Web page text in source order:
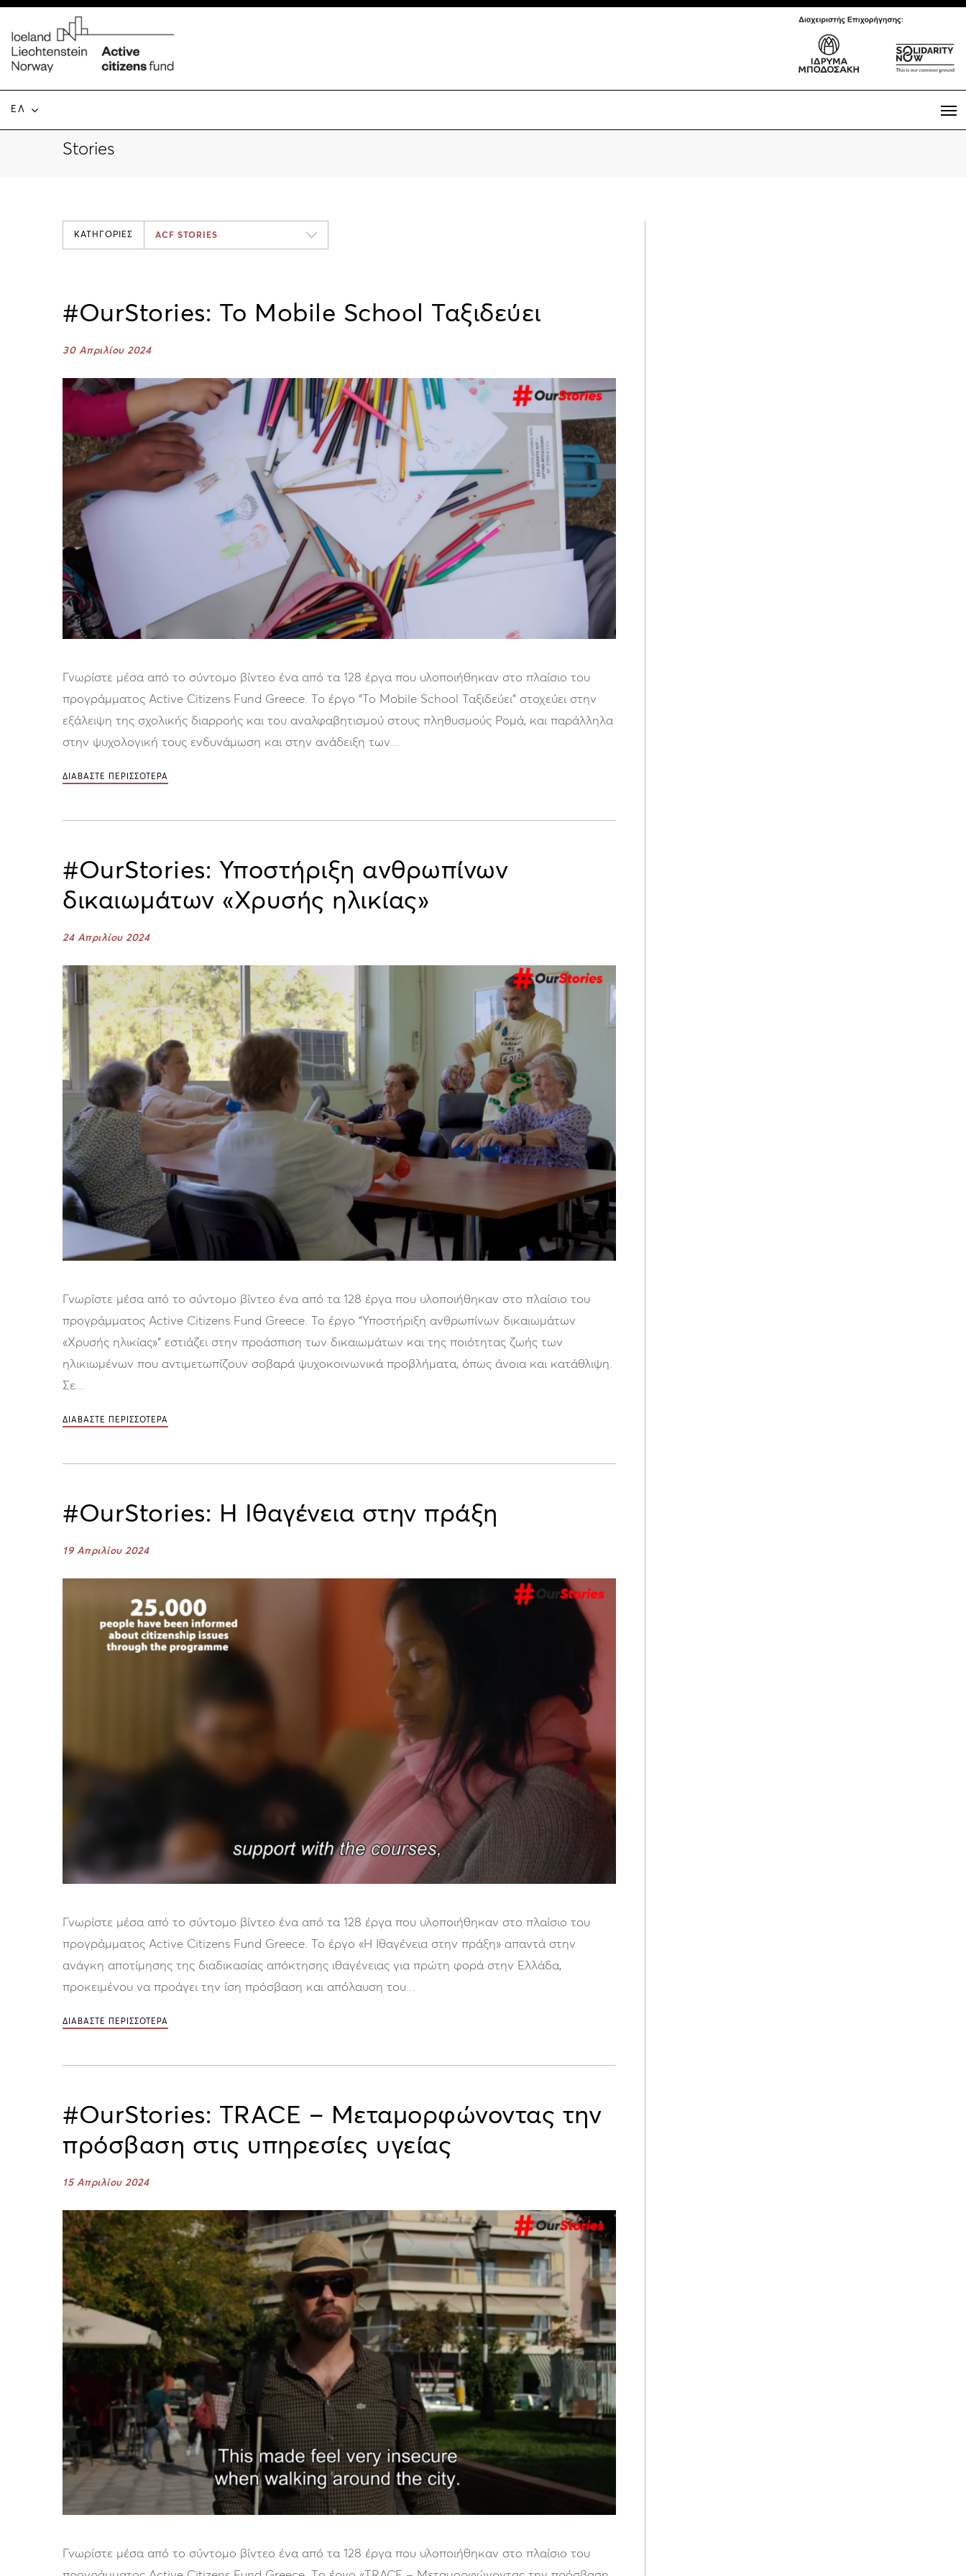
ΕΛ
Stories
ΚΑΤΗΓΟΡΙΕΣ ACF STORIES
#OurStories: Το Mobile School Ταξιδεύει
30 Απριλίου 2024
Γνωρίστε μέσα από το σύντομο βίντεο ένα από τα 128 έργα που υλοποιήθηκαν στο πλαίσιο του
προγράμματος Active Citizens Fund Greece. Το έργο “Το Mobile School Ταξιδεύει” στοχεύει στην
εξάλειψη της σχολικής διαρροής και του αναλφαβητισμού στους πληθυσμούς Ρομά, και παράλληλα
στην ψυχολογική τους ενδυνάμωση και στην ανάδειξη των...
ΔΙΑΒΑΣΤΕ ΠΕΡΙΣΣΟΤΕΡΑ
#OurStories: Υποστήριξη ανθρωπίνων
δικαιωμάτων «Χρυσής ηλικίας»
24 Απριλίου 2024
Γνωρίστε μέσα από το σύντομο βίντεο ένα από τα 128 έργα που υλοποιήθηκαν στο πλαίσιο του
προγράμματος Active Citizens Fund Greece. Το έργο “Υποστήριξη ανθρωπίνων δικαιωμάτων
«Χρυσής ηλικίας»” εστιάζει στην προάσπιση των δικαιωμάτων και της ποιότητας ζωής των
ηλικιωμένων που αντιμετωπίζουν σοβαρά ψυχοκοινωνικά προβλήματα, όπως άνοια και κατάθλιψη.
Σε...
ΔΙΑΒΑΣΤΕ ΠΕΡΙΣΣΟΤΕΡΑ
#OurStories: Η Ιθαγένεια στην πράξη
19 Απριλίου 2024
Γνωρίστε μέσα από το σύντομο βίντεο ένα από τα 128 έργα που υλοποιήθηκαν στο πλαίσιο του
προγράμματος Active Citizens Fund Greece. Το έργο «Η Ιθαγένεια στην πράξη» απαντά στην
ανάγκη αποτίμησης της διαδικασίας απόκτησης ιθαγένειας για πρώτη φορά στην Ελλάδα,
προκειμένου να προάγει την ίση πρόσβαση και απόλαυση του...
ΔΙΑΒΑΣΤΕ ΠΕΡΙΣΣΟΤΕΡΑ
#OurStories: TRACE – Μεταμορφώνοντας την
πρόσβαση στις υπηρεσίες υγείας
15 Απριλίου 2024
Γνωρίστε μέσα από το σύντομο βίντεο ένα από τα 128 έργα που υλοποιήθηκαν στο πλαίσιο του